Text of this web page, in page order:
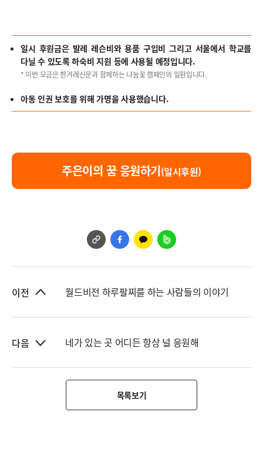
일시 후원금은 발레 레슨비와 용품 구입비 그리고 서울에서 학교를
다닐 수 있도록 하숙비 지원 등에 사용될 예정입니다.
* 이번 모금은 한겨레신문과 함께하는 나눔꽃 캠페인의 일환입니다.
아동 인권 보호를 위해 가명을 사용했습니다.
주은이의 꿈 응원하기(일시후원)
이전 월드비전 하루팔찌를 하는 사람들의 이야기
다음 네가 있는 곳 어디든 항상 널 응원해
목록보기